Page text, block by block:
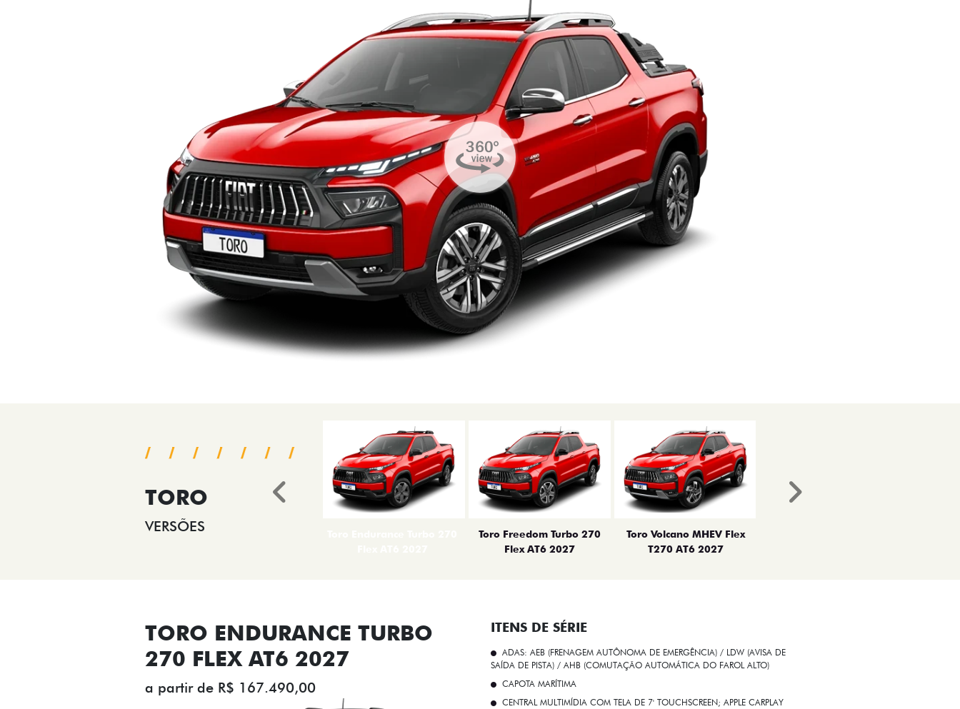
TORO
VERSÕES
Toro Freedom Turbo 270
Flex AT6 2027
Toro Volcano MHEV Flex
T270 AT6 2027
Anterior Próximo
TORO ENDURANCE TURBO
270 FLEX AT6 2027
a partir de R$ 167.490,00
ITENS DE SÉRIE
ADAS: AEB (FRENAGEM AUTÔNOMA DE EMERGÊNCIA) / LDW (AVISA DE
SAÍDA DE PISTA) / AHB (COMUTAÇÃO AUTOMÁTICA DO FAROL ALTO)
CAPOTA MARÍTIMA
CENTRAL MULTIMÍDIA COM TELA DE 7' TOUCHSCREEN; APPLE CARPLAY